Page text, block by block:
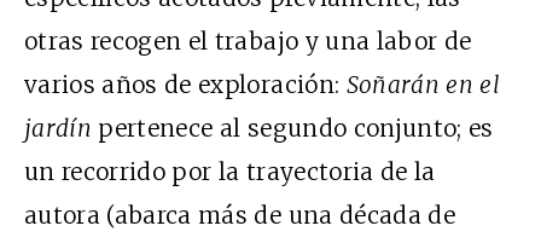
otras recogen el trabajo y una labor de
varios años de exploración: Soñarán en el
jardín pertenece al segundo conjunto; es
un recorrido por la trayectoria de la
autora (abarca más de una década de